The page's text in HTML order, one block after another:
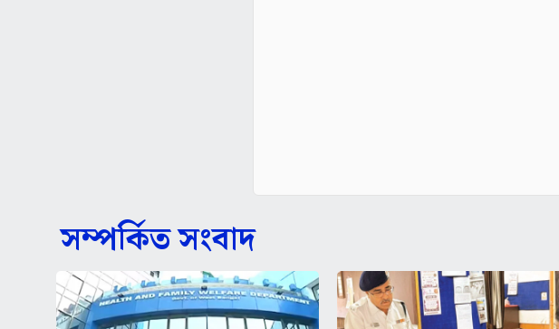
সম্পর্কিত সংবাদ